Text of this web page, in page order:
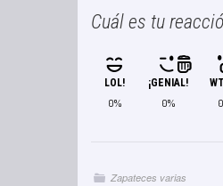
c
b
k
tt
er
k
dI
Cuál es tu
LOL!
0%
¡GENIAL!
0%
Zapateces varias